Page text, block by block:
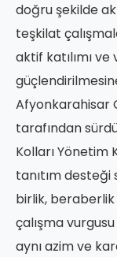
doğru şekilde
teşkilat
aktif katılımı
Afyonkarahisar
tarafından
Kolları Yönetim
tanıtım
birlik,
çalışma
aynı azim ve